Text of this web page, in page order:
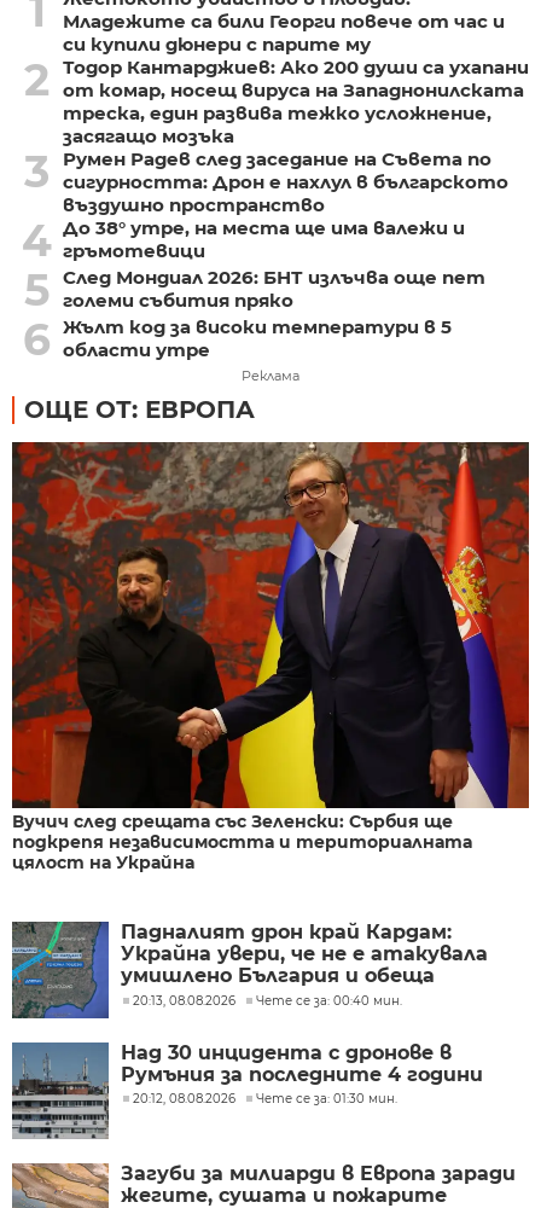
1
Младежите са били Георги повече от час и
си купили дюнери с парите му
2
Тодор Кантарджиев: Ако 200 души са ухапани
от комар, носещ вируса на Западнонилската
треска, един развива тежко усложнение,
засягащо мозъка
3
Румен Радев след заседание на Съвета по
сигурността: Дрон е нахлул в българското
въздушно пространство
4 До 38° утре, на места ще има валежи и
гръмотевици
5 След Мондиал 2026: БНТ излъчва още пет
големи събития пряко
6 Жълт код за високи температури в 5
области утре
Реклама
ОЩЕ ОТ: ЕВРОПА
Вучич след срещата със Зеленски: Сърбия ще
подкрепя независимостта и териториалната
цялост на Украйна
Падналият дрон край Кардам:
Украйна увери, че не е атакувала
умишлено България и обеща
разследване
20:13, 08.08.2026 Чете се за: 00:40 мин.
Над 30 инцидента с дронове в
Румъния за последните 4 години
20:12, 08.08.2026 Чете се за: 01:30 мин.
Загуби за милиарди в Европа заради
жегите, сушата и пожарите